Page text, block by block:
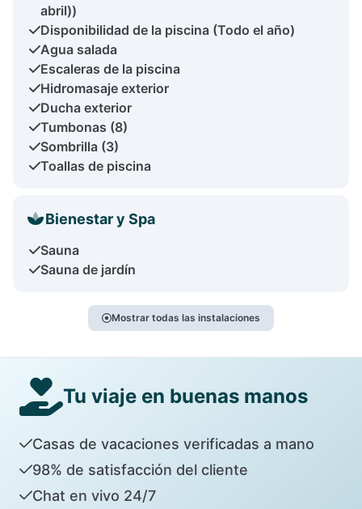
abril))
Disponibilidad de la piscina (Todo el año)
Agua salada
Escaleras de la piscina
Hidromasaje exterior
Ducha exterior
Tumbonas (8)
Sombrilla (3)
Toallas de piscina
Bienestar y Spa
Sauna
Sauna de jardín
Mostrar todas las instalaciones
Tu viaje en buenas manos
Casas de vacaciones verificadas a mano
98% de satisfacción del cliente
Chat en vivo 24/7